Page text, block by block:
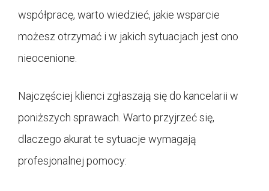
współpracę, warto wiedzieć, jakie wsparcie
możesz otrzymać i w jakich sytuacjach jest ono
nieocenione.
Najczęściej klienci zgłaszają się do kancelarii w
poniższych sprawach. Warto przyjrzeć się,
dlaczego akurat te sytuacje wymagają
profesjonalnej pomocy: